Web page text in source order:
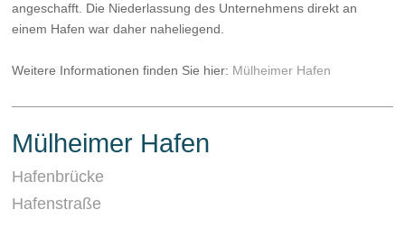
angeschafft. Die Niederlassung des Unternehmens direkt an
einem Hafen war daher naheliegend.
Weitere Informationen finden Sie hier: Mülheimer Hafen
Mülheimer Hafen
Hafenbrücke
Hafenstraße